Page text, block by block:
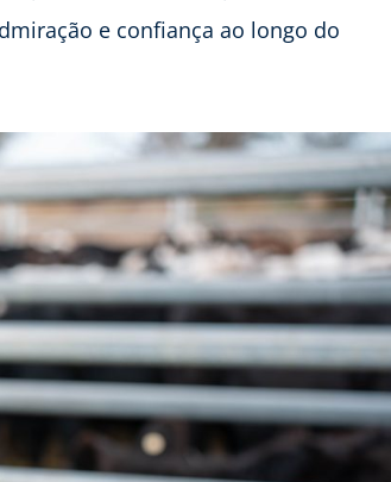
e confiança ao longo do